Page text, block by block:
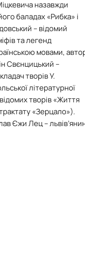
назавжди
баладах «Рибка» і
– відомий
та легенд
мовами,
Свєнцицький –
творів У.
літературної
творів «Життя
«Зерцало»).
Єжи Лец –